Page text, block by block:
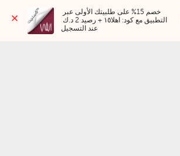
عند التسجيل